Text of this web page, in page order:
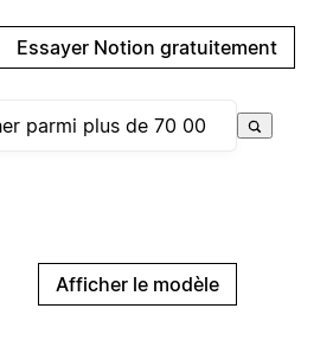
Essayer Notion gratuitement
Afficher le modèle